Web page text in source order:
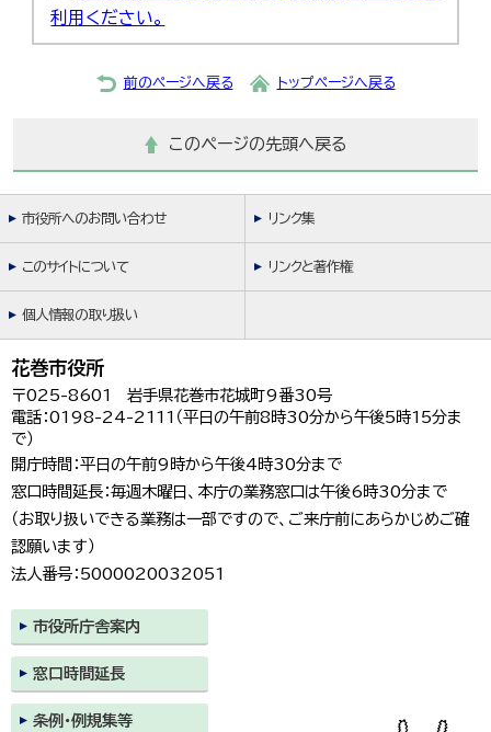
利用ください。
前のページへ戻る トップページへ戻る
このページの先頭へ戻る
市役所へのお問い合わせ リンク集
このサイトについて リンクと著作権
個人情報の取り扱い
花巻市役所
〒025-8601 岩手県花巻市花城町9番30号
電話：0198-24-2111（平日の午前8時30分から午後5時15分ま
で）
開庁時間：平日の午前9時から午後4時30分まで
窓口時間延長：毎週木曜日、本庁の業務窓口は午後6時30分まで
（お取り扱いできる業務は一部ですので、ご来庁前にあらかじめご確
認願います）
法人番号：5000020032051
市役所庁舎案内
窓口時間延長
条例・例規集等